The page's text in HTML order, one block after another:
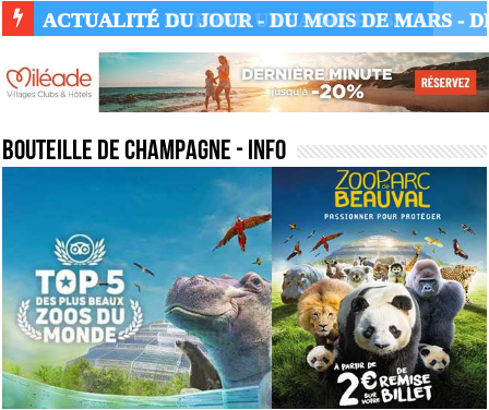
ACTUALITÉ GUERRE UKRAINE-RUSSIE
bouteille de champagne - Info